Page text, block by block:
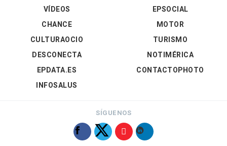
VÍDEOS
EPSOCIAL
CHANCE
CULTURAOCIO
DESCONECTA
EPDATA.ES
INFOSALUS
MOTOR
TURISMO
NOTIMÉRICA
CONTACTOPHOTO
SÍGUENOS